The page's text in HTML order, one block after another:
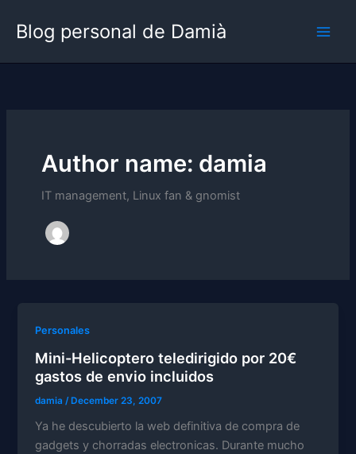
Blog personal de Damià
Author name: damia
IT management, Linux fan & gnomist
Personales
Mini-Helicoptero teledirigido por 20€
gastos de envio incluidos
damia /December 23, 2007
Ya he descubierto la web definitiva de compra de
gadgets y chorradas electronicas. Durante mucho